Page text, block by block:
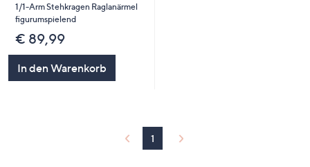
1/1-Arm Stehkragen Raglanärmel
figurumspielend
€ 89,99
In den Warenkorb
1